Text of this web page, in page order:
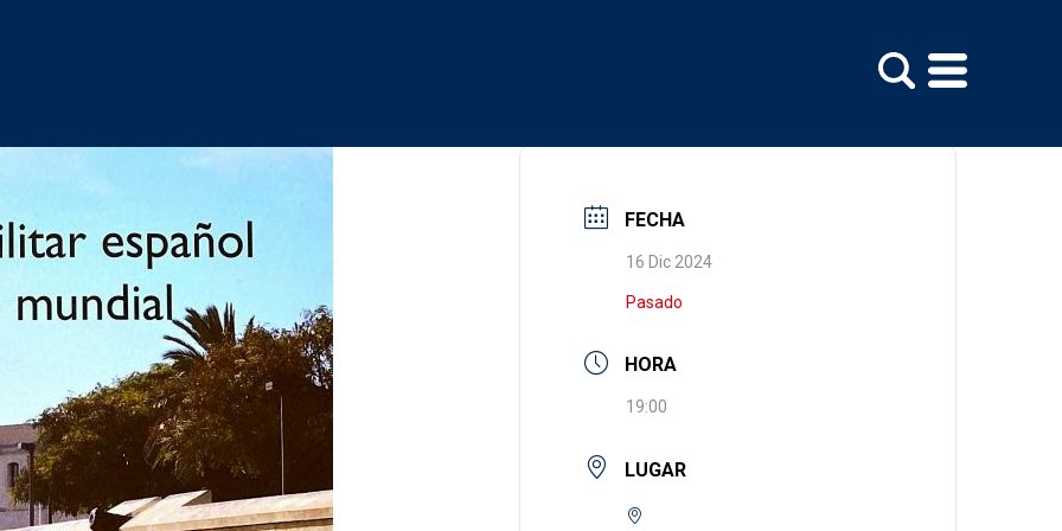
FECHA
16 Dic 2024
Pasado
HORA
19:00
LUGAR